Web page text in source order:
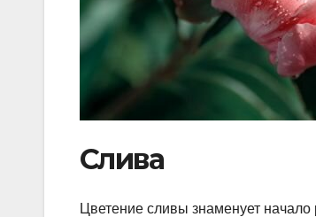
Слива
Цветение сливы знаменует